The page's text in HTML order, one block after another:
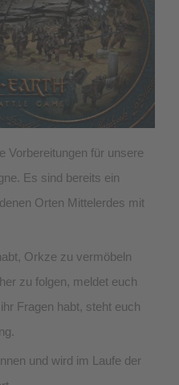
Vorbereitungen für unsere
Es sind bereits ein
Orten Mittelerdes mit
Orkze zu vermöbeln
zu folgen, meldet euch
Fragen habt, steht euch
und wird im Laufe der